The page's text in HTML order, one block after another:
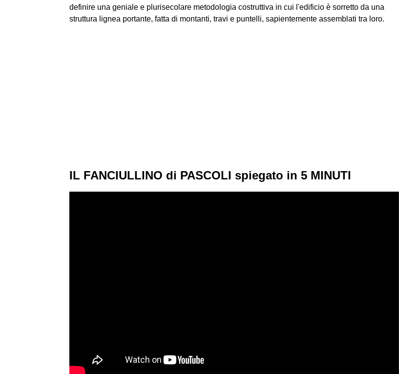
definire una geniale e plurisecolare metodologia costruttiva in cui l'edificio è sorretto da una
struttura lignea portante, fatta di montanti, travi e puntelli, sapientemente assemblati tra loro.
IL FANCIULLINO di PASCOLI spiegato in 5 MINUTI